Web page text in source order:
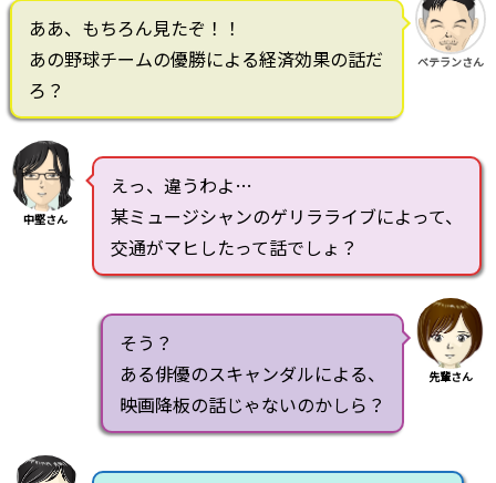
ああ、もちろん見たぞ！！
あの野球チームの優勝による経済効果の話だ
ろ？
ベテランさん
中堅さん
えっ、違うわよ…
某ミュージシャンのゲリラライブによって、
交通がマヒしたって話でしょ？
そう？
ある俳優のスキャンダルによる、
映画降板の話じゃないのかしら？
先輩さん